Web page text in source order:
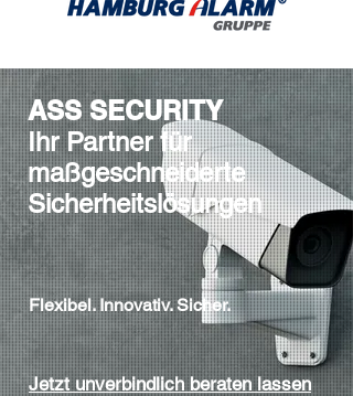
ASS SECURITY
Ihr Partner für
maßgeschneiderte
Sicherheitslösungen
Flexibel. Innovativ. Sicher.
Jetzt unverbindlich beraten lassen